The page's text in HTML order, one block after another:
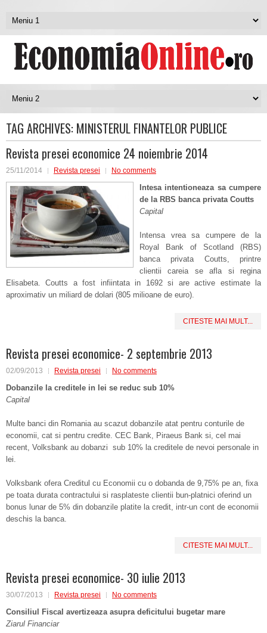
TAG ARCHIVES: MINISTERUL FINANTELOR PUBLICE
Revista presei economice 24 noiembrie 2014
25/11/2014 Revista presei No comments
Intesa intentioneaza sa cumpere
de la RBS banca privata Coutts
Capital
Intensa vrea sa cumpere de la
Royal Bank of Scotland (RBS)
banca privata Coutts, printre
clientii careia se afla si regina
Elisabeta. Coutts a fost infiintata in 1692 si are active estimate la
aproximativ un miliard de dolari (805 milioane de euro).
CITESTE MAI MULT...
Revista presei economice- 2 septembrie 2013
02/09/2013 Revista presei No comments
Dobanzile la creditele in lei se reduc sub 10%
Capital
Multe banci din Romania au scazut dobanzile atat pentru conturile de
economii, cat si pentru credite. CEC Bank, Piraeus Bank si, cel mai
recent, Volksbank au dobanzi sub 10% la creditele de nevoi personale in
lei.
Volksbank ofera Creditul cu Economii cu o dobanda de 9,75% pe an, fixa
pe toata durata contractului si rasplateste clientii bun-platnici oferind un
bonus lunar de 5% din dobanzile platite la credit, intr-un cont de economii
deschis la banca.
CITESTE MAI MULT...
Revista presei economice- 30 iulie 2013
30/07/2013 Revista presei No comments
Consiliul Fiscal avertizeaza asupra deficitului bugetar mare
Ziarul Financiar